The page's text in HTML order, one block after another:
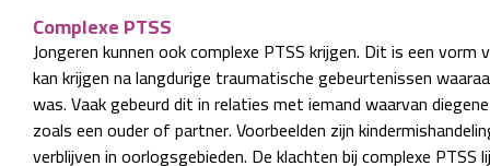
Complexe PTSS
Jongeren kunnen ook complexe PTSS krijgen. Dit is een vorm
kan krijgen na langdurige traumatische gebeurtenissen
was. Vaak gebeurd dit in relaties met iemand waarvan
zoals een ouder of partner. Voorbeelden zijn
verblijven in oorlogsgebieden. De klachten bij complexe PTSS